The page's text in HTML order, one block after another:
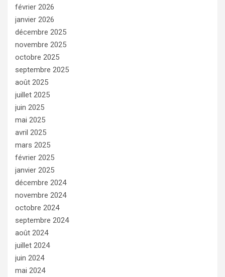
février 2026
janvier 2026
décembre 2025
novembre 2025
octobre 2025
septembre 2025
août 2025
juillet 2025
juin 2025
mai 2025
avril 2025
mars 2025
février 2025
janvier 2025
décembre 2024
novembre 2024
octobre 2024
septembre 2024
août 2024
juillet 2024
juin 2024
mai 2024